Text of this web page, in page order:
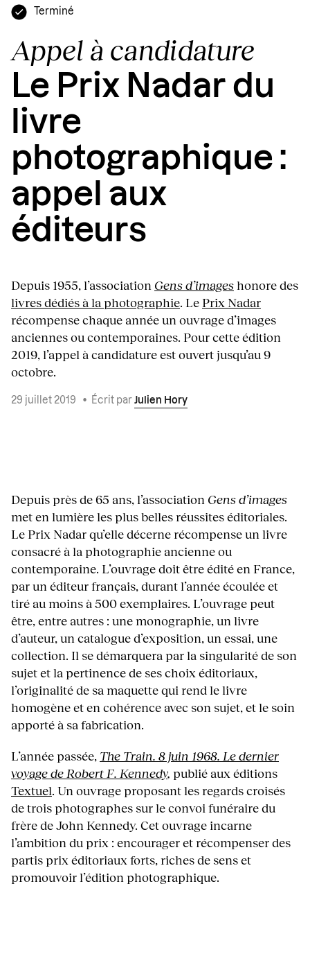
Terminé
Appel à candidature
Le Prix Nadar du
livre
photographique :
appel aux
éditeurs
Depuis 1955, l’association Gens d’imageshonore des
livres dédiés à la photographie. Le Prix Nadar
récompense chaque année un ouvrage d’images
anciennes ou contemporaines. Pour cette édition
2019, l’appel à candidature est ouvert jusqu’au 9
octobre.
29 juillet 2019 • Écrit par Julien Hory
Depuis près de 65 ans, l’association Gens d’images
met en lumière les plus belles réussites éditoriales.
Le Prix Nadar qu’elle décerne récompense un livre
consacré à la photographie ancienne ou
contemporaine. L’ouvrage doit être édité en France,
par un éditeur français, durant l’année écoulée et
tiré au moins à 500 exemplaires. L’ouvrage peut
être, entre autres : une monographie, un livre
d’auteur, un catalogue d’exposition, un essai, une
collection. Il se démarquera par la singularité de son
sujet et la pertinence de ses choix éditoriaux,
l’originalité de sa maquette qui rend le livre
homogène et en cohérence avec son sujet, et le soin
apporté à sa fabrication.
L’année passée, The Train. 8 juin 1968. Le dernier
voyage de Robert F. Kennedy, publié aux éditions
Textuel. Un ouvrage proposant les regards croisés
de trois photographes sur le convoi funéraire du
frère de John Kennedy. Cet ouvrage incarne
l’ambition du prix : encourager et récompenser des
partis prix éditoriaux forts, riches de sens et
promouvoir l’édition photographique.